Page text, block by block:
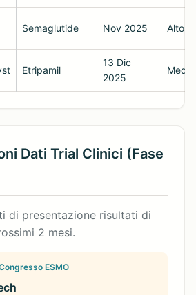
Semaglutide Nov 2025 Alto
Etripamil
13 Dic
2025
Medio
Dati Trial Clinici (Fase
di presentazione risultati di
2 mesi.
ESMO